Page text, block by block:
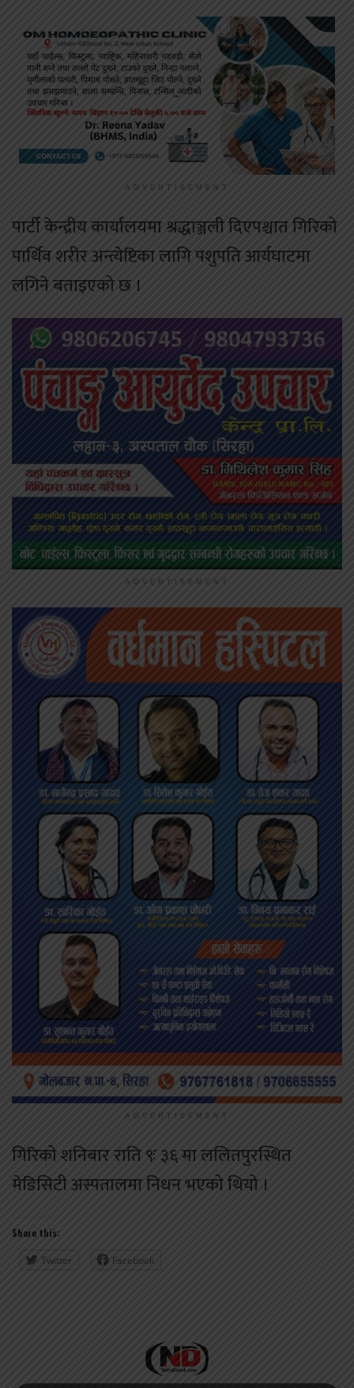
ADVERTISEMENT
पार्टी केन्द्रीय कार्यालयमा श्रद्धाञ्जली दिएपश्चात गिरिको
पार्थिव शरीर अन्त्येष्टिका लागि पशुपति आर्यघाटमा
लगिने बताइएको छ ।
ADVERTISEMENT
ADVERTISEMENT
गिरिको शनिबार राति ९ः ३६ मा ललितपुरस्थित
मेडिसिटी अस्पतालमा निधन भएको थियो ।
Share this:
Twitter Facebook